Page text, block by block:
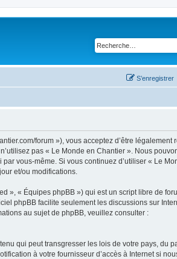
S’enregistrer
forum »), vous acceptez d’être légalement
pas « Le Monde en Chantier ». Nous
vous-même. Si vous continuez d’utiliser « Le
et/ou modifications.
», « Équipes phpBB ») qui est un script libre de
phpBB facilite seulement les discussions sur
au sujet de phpBB, veuillez consulter :
qui peut transgresser les lois de votre pays, du
à votre fournisseur d’accès à Internet si